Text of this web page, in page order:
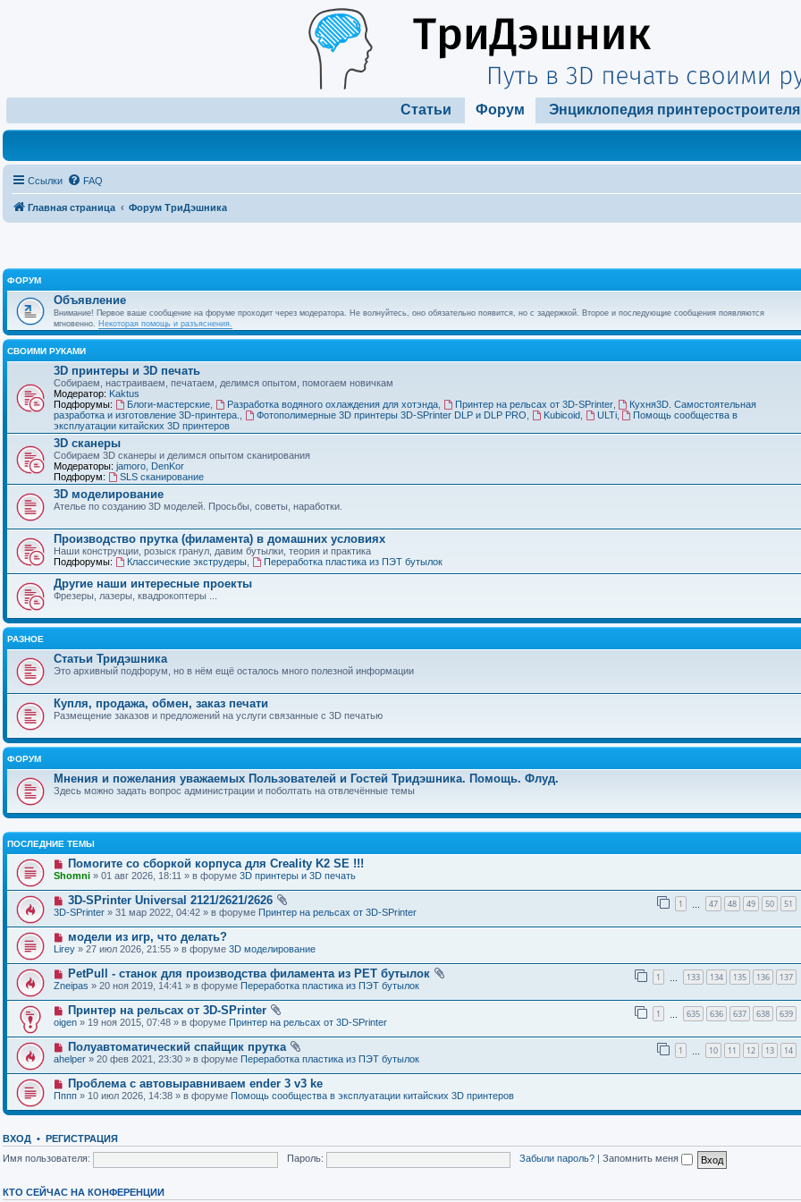
Статьи Форум Энциклопедия принтеростроителя
Ссылки FAQ
Главная страница Форум ТриДэшника
ФОРУМ
Объявление
Внимание! Первое ваше сообщение на форуме проходит через модератора. Не волнуйтесь, оно обязательно появится, но с задержкой. Второе и последующие сообщения появляются
мгновенно. Некоторая помощь и разъяснения.
СВОИМИ РУКАМИ
3D принтеры и 3D печать
Собираем, настраиваем, печатаем, делимся опытом, помогаем новичкам
Модератор: Kaktus
Подфорумы:
Блоги-мастерские, Разработка водяного охлаждения для хотэнда, Принтер на рельсах от 3D-SPrinter,
Кухня3D. Самостоятельная
разработка и изготовление 3D-принтера.
Фотополимерные 3D принтеры 3D-SPrinter DLP и DLP PRO Kubicoid, ULTi,
Помощь сообщества в
эксплуатации китайских 3D принтеров
3D сканеры
Собираем 3D сканеры и делимся опытом сканирования
Модераторы: jamoro DenKor
Подфорум:
SLS сканирование
3D моделирование
Ателье по созданию 3D моделей. Просьбы, советы, наработки.
Производство прутка (филамента) в домашних условиях
Наши конструкции, розыск гранул, давим бутылки, теория и практика
Подфорумы:
Классические экструдеры, Переработка пластика из ПЭТ бутылок
Другие наши интересные проекты
Фрезеры, лазеры, квадрокоптеры ...
РАЗНОЕ
Статьи Тридэшника
Это архивный подфорум, но в нём ещё осталось много полезной информации
Купля, продажа, обмен, заказ печати
Размещение заказов и предложений на услуги связанные с 3D печатью
ФОРУМ
Мнения и пожелания уважаемых Пользователей и Гостей Тридэшника. Помощь. Флуд.
Здесь можно задать вопрос администрации и поболтать на отвлечённые темы
ПОСЛЕДНИЕ ТЕМЫ
Помогите со сборкой корпуса для Creality K2 SE !!!
Shomni » 01 авг 2026, 18:11 » в форуме 3D принтеры и 3D печать
3D-SPrinter Universal 2121/2621/2626 1 47 48 49 50 51
3D-SPrinter » 31 мар 2022, 04:42 » в форуме Принтер на рельсах от 3D-SPrinter
модели из игр, что делать?
Lirey » 27 июл 2026, 21:55 » в форуме 3D моделирование
PetPull - cтанок для производства филамента из PET бутылок 1 133 134 135 136 137
Zneipas » 20 ноя 2019, 14:41 » в форуме Переработка пластика из ПЭТ бутылок
Принтер на рельсах от 3D-SPrinter 1 635 636 637 638 639
oigen » 19 ноя 2015, 07:48 » в форуме Принтер на рельсах от 3D-SPrinter
Полуавтоматический спайщик прутка 1 10 11 12 13 14
ahelper » 20 фев 2021, 23:30 » в форуме Переработка пластика из ПЭТ бутылок
Проблема с автовыравниваем ender 3 v3 ke
Пппп » 10 июл 2026, 14:38 » в форуме Помощь сообщества в эксплуатации китайских 3D принтеров
ВХОД • РЕГИСТРАЦИЯ
Имя пользователя:
Пароль: Забыли пароль? Запомнить меня
КТО СЕЙЧАС НА КОНФЕРЕНЦИИ